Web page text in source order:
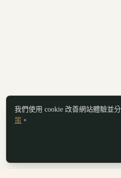
我們使用 cookie 改善網站體驗並
策 。